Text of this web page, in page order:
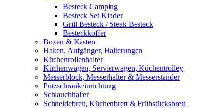
Besteck Camping
Besteck Set Kinder
Grill Besteck / Steak Besteck
Besteckkoffer
Boxen & Kästen
Haken, Aufgänger, Halterungen
Küchenrollenhalter
Küchenwagen, Servierwagen, Küchentrolley
Messerblock, Messerhalter & Messerständer
Putzschrankeinrichtung
Schlauchhalter
Schneidebrett, Küchenbrett & Frühstücksbrett